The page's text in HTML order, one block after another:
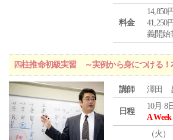
料金
14,850
41,250
義開始
四柱推命初級実習 ～実例から身につける！
講師 澤田
日程
10月 8
A Week
（火 ）